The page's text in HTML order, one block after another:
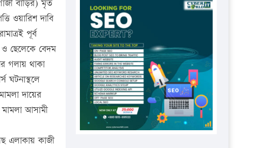
বাড়ির) মৃত
ওয়ারিশ দাবি
পূর্ব
ও ছেলেকে বেদম
গলায় থাকা
ঘটনাস্থলে
দায়ের
আসামী
এলাকায় কাজী
প্রতিষ্ঠানকে ৪০হাজার টাকা জরিমানা।
এবার লঞ্চের ভাড়া বাড়ল
১৭ থেকে ২১ শতাংশ বিদ্যুতের দাম
বাড়ানোর প্রস্তাব পিডিবির
১৬ মে চাঁদপুর ও ২৫ মে ফেনী সফরে
যাবেন প্রধানমন্ত্রী
উচ্চশিক্ষায় গৌরবময় অর্জন: পূর্ণ
স্কলারশিপে যুক্তরাষ্ট্রে পিএইচডি করছেন